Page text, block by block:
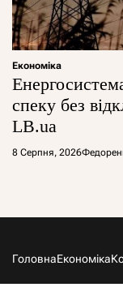
Економіка
спеку без
LB.ua
8 Серпня, 2026
ГоловнаЕкономіка